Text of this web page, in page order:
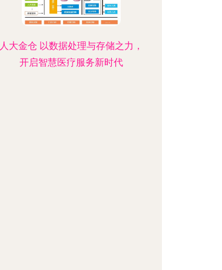
人大金仓 以数据处理与存储之力，
开启智慧医疗服务新时代